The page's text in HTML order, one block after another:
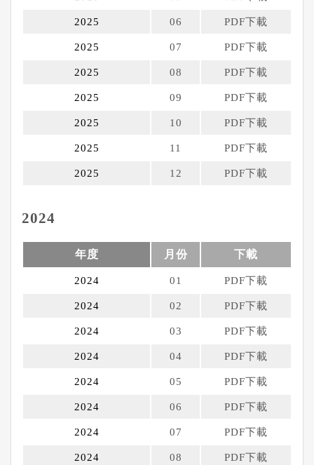
2025 06 PDF下載
2025 07 PDF下載
2025 08 PDF下載
2025 09 PDF下載
2025 10 PDF下載
2025 11 PDF下載
2025 12 PDF下載
2024
年度 月份 下載
2024 01 PDF下載
2024 02 PDF下載
2024 03 PDF下載
2024 04 PDF下載
2024 05 PDF下載
2024 06 PDF下載
2024 07 PDF下載
2024 08 PDF下載